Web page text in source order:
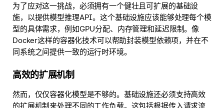
为了应对这一挑战，必须拥有一个健壮且可扩展的基础设
施，以提供模型推理API。这个基础设施应该能够处理每个模
型的具体需求，例如GPU分配、内存管理和延迟限制。像
Docker这样的容器化技术可以帮助封装模型依赖项，并在不
同系统之间提供一致的运行时环境。
高效的扩展机制
然而，仅仅容器化模型是不够的。基础设施还必须支持高效
的扩展机制来处理不同的工作负载。这包括根据传入请求流